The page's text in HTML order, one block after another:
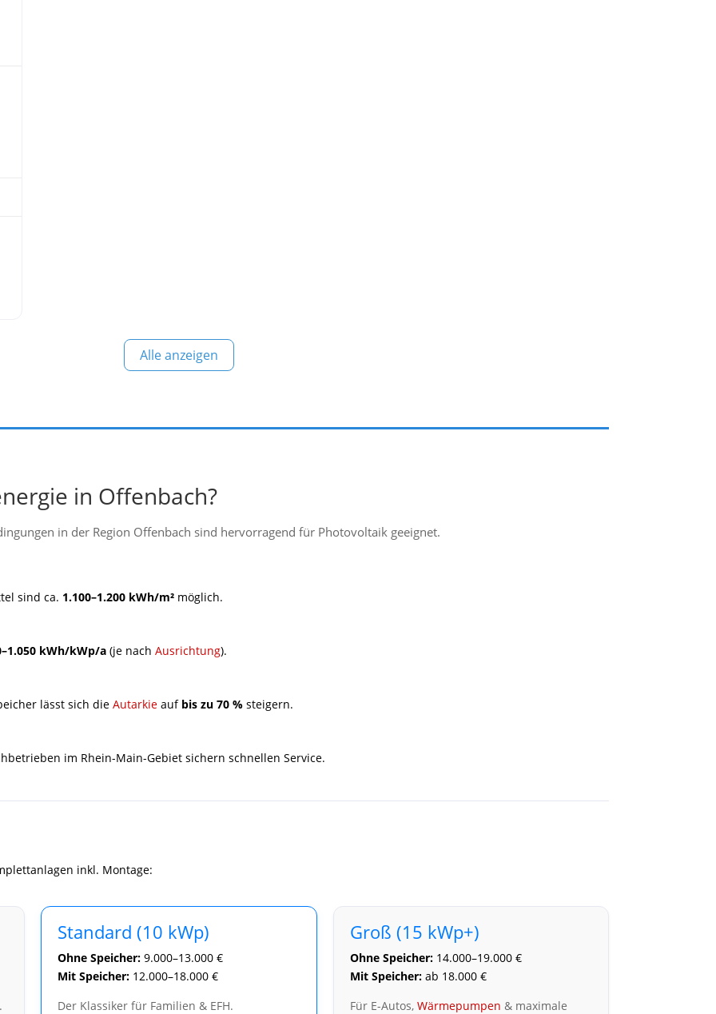
Alle anzeigen
in Offenbach?
in der Region Offenbach sind hervorragend für Photovoltaik geeignet.
sind ca. 1.100–1.200 kWh/m² möglich.
kWh/kWp/a (je nachAusrichtung).
lässt sich dieAutarkie auf bis zu 70 % steigern.
im Rhein-Main-Gebiet sichern schnellen Service.
inkl. Montage:
Standard (10 kWp)
Ohne Speicher: 9.000–13.000 €
Mit Speicher: 12.000–18.000 €
Der Klassiker für Familien & EFH.
Groß (15 kWp+)
Ohne Speicher:14.000–19.000 €
Mit Speicher:ab 18.000 €
Für E-Autos, Wärmepumpen & maximale